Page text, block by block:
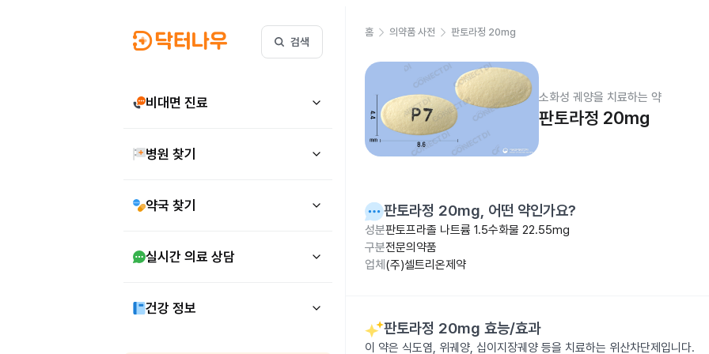
검색
비대면 진료
병원 찾기
약국 찾기
실시간 의료 상담
건강 정보
홈 의약품 사전 판토라정 20mg
소화성 궤양을 치료하는 약
판토라정 20mg
판토라정 20mg, 어떤 약인가요?
성분판토프라졸 나트륨 1.5수화물 22.55mg
구분전문의약품
업체 (주)셀트리온제약
판토라정 20mg 효능/효과
이 약은 식도염, 위궤양, 십이지장궤양 등을 치료하는 위산차단제입니다.